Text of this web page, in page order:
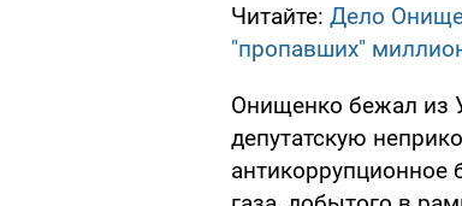
Читайте: Дело
"пропавших"
Онищенко бежал из
депутатскую
антикоррупционное